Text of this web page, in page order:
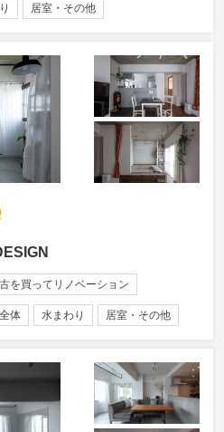
居室・その他
を買ってリノベーション
体 水まわり 居室・その他